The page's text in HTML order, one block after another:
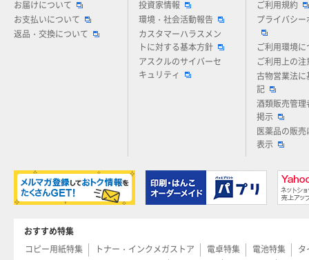
お届けについて
お支払いについて
返品・交換について
投資家情報
環境・社会活動報告
カスタマーハラスメン
トに対する基本方針
アスクルのサイバーセ
キュリティ
ご利用規約
プライバシー
ご利用環境に
ご利用上の注
古物営業法に
記
酒類販売管理
掲示
医薬品の販売
表示
おすすめ特集
コピー用紙特集
トナー・インクメガストア 電卓特集 電池特集
タ